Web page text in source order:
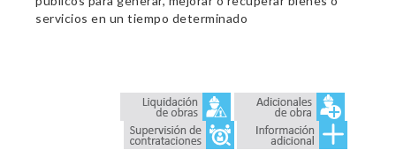
servicios en un tiempo determinado